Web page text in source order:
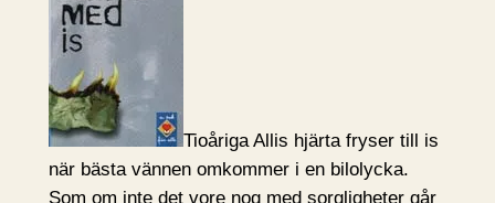
Tioåriga Allis hjärta fryser till is
när bästa vännen omkommer i en bilolycka.
Som om inte det vore nog med sorgligheter går